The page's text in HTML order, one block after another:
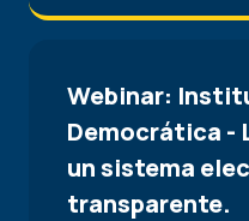
Webinar:
Democrática -
un sistema
transparente.